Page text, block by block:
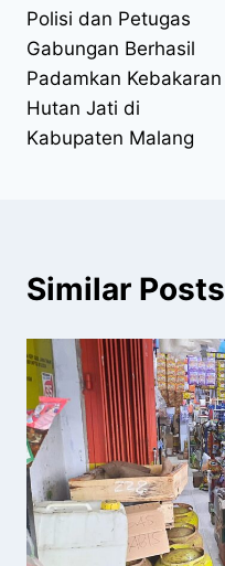
Polisi dan Petugas
Gabungan Berhasil
Padamkan Kebakaran
Hutan Jati di
Kabupaten Malang
Similar Posts